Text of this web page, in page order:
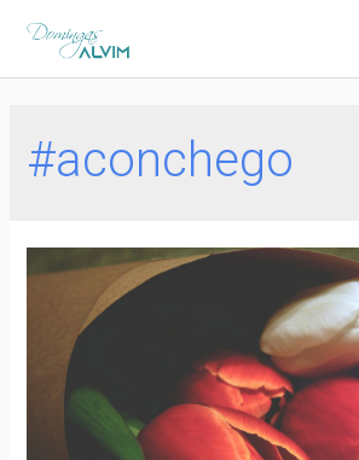
#aconchego